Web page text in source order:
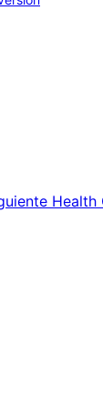
Health